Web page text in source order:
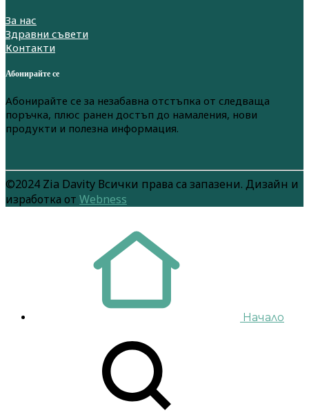
За нас
Здравни съвети
Контакти
Абонирайте се
Абонирайте се за незабавна отстъпка от следваща
поръчка, плюс ранен достъп до намаления, нови
продукти и полезна информация.
©2024 Zia Davity Всички права са запазени. Дизайн и
изработка от Webness
Начало